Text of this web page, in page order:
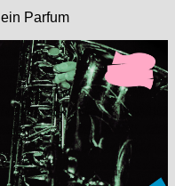
Parfum